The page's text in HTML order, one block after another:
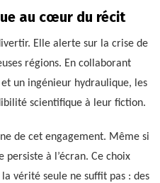
au cœur du récit
Elle alerte sur la crise de
régions. En collaborant
un ingénieur hydraulique, les
scientifique à leur fiction.
de cet engagement. Même si
persiste à l’écran. Ce choix
vérité seule ne suffit pas : des